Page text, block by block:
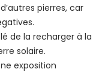
pierres, car
de la recharger à la
solaire.
exposition